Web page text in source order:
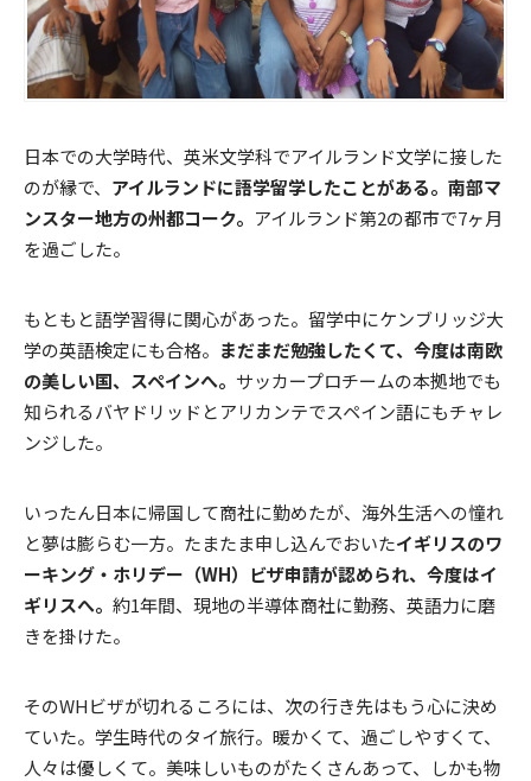
日本での大学時代、英米文学科でアイルランド文学に接した
のが縁で、 アイルランドに語学留学したことがある。南部マ
ンスター地方の州都コーク。 アイルランド第2の都市で7ヶ月
を過ごした。
もともと語学習得に関心があった。留学中にケンブリッジ大
学の英語検定にも合格。 まだまだ勉強したくて、今度は南欧
の美しい国、スペインへ。 サッカープロチームの本拠地でも
知られるバヤドリッドとアリカンテでスペイン語にもチャレ
ンジした。
いったん日本に帰国して商社に勤めたが、海外生活への憧れ
と夢は膨らむ一方。たまたま申し込んでおいたイギリスのワ
ーキング・ホリデー（WH）ビザ申請が認められ、今度はイ
ギリスへ。 約1年間、現地の半導体商社に勤務、英語力に磨
きを掛けた。
そのWHビザが切れるころには、次の行き先はもう心に決め
ていた。学生時代のタイ旅行。暖かくて、過ごしやすくて、
人々は優しくて。美味しいものがたくさんあって、しかも物